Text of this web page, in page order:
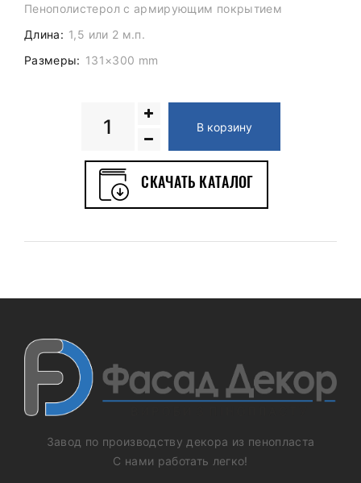
Пенополистерол c армирующим покрытием
Длина: 1,5 или 2 м.п.
Размеры: 131×300 mm
Количество
пилястры
В корзину
СКАЧАТЬ КАТАЛОГ
Завод по производству декора из пенопласта
С нами работать легко!